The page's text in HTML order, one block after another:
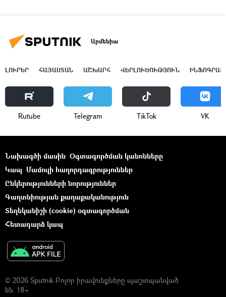
Արմենիա
ԼՈՒՐԵՐ ՀԱՅԱՍՏԱՆ ԱՇԽԱՐՀ ՎԵՐԼՈՒԾՈՒԹՅՈՒՆ
Rutube Telegram ТikТоk VK
Նախագծի մասին Օգտագործման կանոնները
Կապ Մամուլի հաղորդագրություններ
Ընկերությունների նորություններ
Գաղտնիության քաղաքականություն
Տեղեկանիշի (cookie) օգտագործման
Հետադարձ կապ
© 2026 Sputnik Բոլոր իրավունքները պաշտպանված
են. 18+